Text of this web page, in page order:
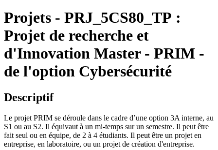
Projets - PRJ_5CS80_TP :
Projet de recherche et
d'Innovation Master - PRIM -
de l'option Cybersécurité
Descriptif
Le projet PRIM se déroule dans le cadre d’une option 3A interne, au
S1 ou au S2. Il équivaut à un mi-temps sur un semestre. Il peut être
fait seul ou en équipe, de 2 à 4 étudiants. Il peut être un projet en
entreprise, en laboratoire, ou un projet de création d'entreprise.